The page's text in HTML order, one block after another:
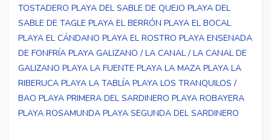
TOSTADERO PLAYA DEL SABLE DE QUEJO PLAYA DEL
SABLE DE TAGLE PLAYA EL BERRÓN PLAYA EL BOCAL
PLAYA EL CÁNDANO PLAYA EL ROSTRO PLAYA ENSENADA
DE FONFRÍA PLAYA GALIZANO / LA CANAL / LA CANAL DE
GALIZANO PLAYA LA FUENTE PLAYA LA MAZA PLAYA LA
RIBERUCA PLAYA LA TABLÍA PLAYA LOS TRANQUILOS /
BAO PLAYA PRIMERA DEL SARDINERO PLAYA ROBAYERA
PLAYA ROSAMUNDA PLAYA SEGUNDA DEL SARDINERO